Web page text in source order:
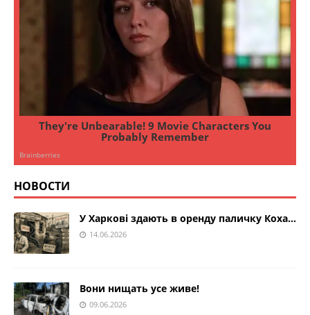
НОВОСТИ
У Харкові здають в оренду паличку Коха…
14.06.2026
Вони нищать усе живе!
09.06.2026